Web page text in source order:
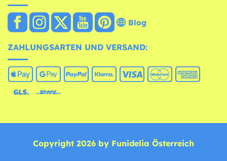
Blog
ZAHLUNGSARTEN UND VERSAND:
Copyright 2026 by Funidelia Österreich